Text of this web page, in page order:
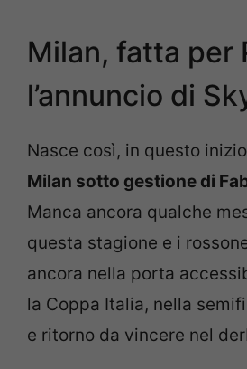
Milan, fatta per
l’annuncio di
Nasce così, in questo
Milan sotto gestione di
Manca ancora qualche
questa stagione e i
ancora nella porta
la Coppa Italia, nella
e ritorno da vincere nel